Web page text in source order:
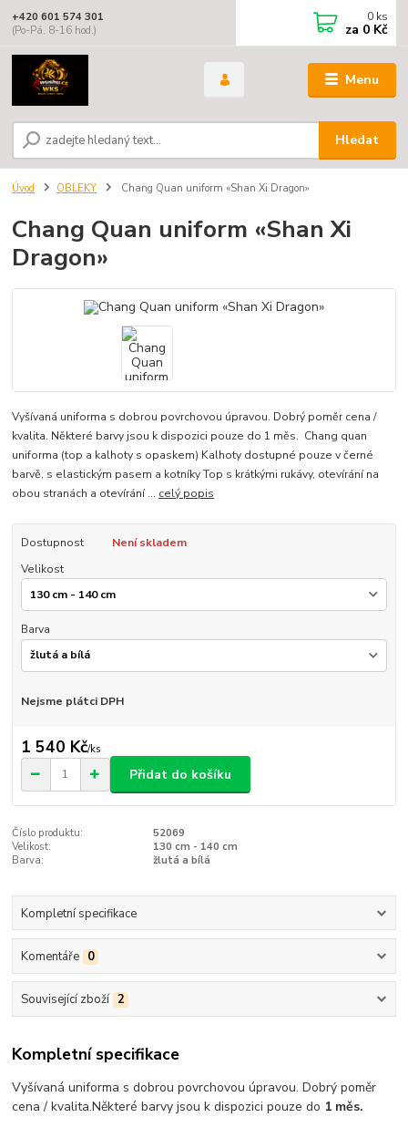
Menu
Hledat
+420 601 574 301
(Po-Pá, 8-16 hod.)
0 ks
za 0 Kč
Úvod OBLEKY Chang Quan uniform «Shan Xi Dragon»
Chang Quan uniform «Shan Xi
Dragon»
Vyšívaná uniforma s dobrou povrchovou úpravou. Dobrý poměr cena /
kvalita. Některé barvy jsou k dispozici pouze do 1 měs. Chang quan
uniforma (top a kalhoty s opaskem) Kalhoty dostupné pouze v černé
barvě, s elastickým pasem a kotníky Top s krátkými rukávy, otevírání na
obou stranách a otevírání ... celý popis
Dostupnost
Není skladem
Velikost
Barva
Nejsme plátci DPH
1 540 Kč/ks
Přidat do košíku
Číslo produktu:
52069
Velikost:
130 cm - 140 cm
Barva:
žlutá a bílá
Kompletní specifikace
Komentáře 0
Související zboží 2
Kompletní specifikace
Vyšívaná uniforma s dobrou povrchovou úpravou. Dobrý poměr
cena / kvalita.Některé barvy jsou k dispozici pouze do 1 měs.